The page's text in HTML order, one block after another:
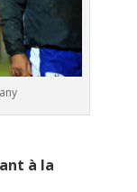
à la